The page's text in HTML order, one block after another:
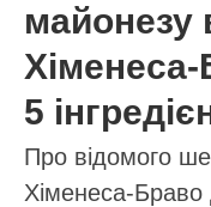
майонезу
5
Про відомого
Хіменеса-Браво